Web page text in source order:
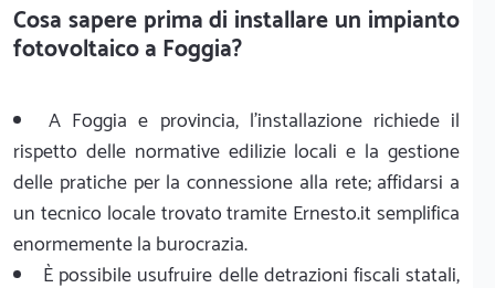
Cosa sapere prima di installare un impianto
fotovoltaico a Foggia?
A Foggia e provincia, l'installazione richiede il
rispetto delle normative edilizie locali e la gestione
delle pratiche per la connessione alla rete; affidarsi a
un tecnico locale trovato tramite Ernesto.it semplifica
enormemente la burocrazia.
È possibile usufruire delle detrazioni fiscali statali,